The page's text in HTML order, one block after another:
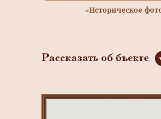
«Историческое
Рассказать об бъекте